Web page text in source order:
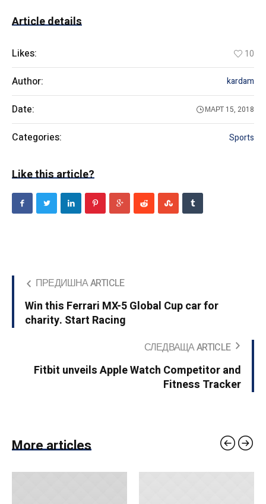
Article details
Likes: 10
Author: kardam
Date: МАРТ 15, 2018
Categories: Sports
Like this article?
ПРЕДИШНА ARTICLE
Win this Ferrari MX-5 Global Cup car for
charity. Start Racing
СЛЕДВАЩА ARTICLE
Fitbit unveils Apple Watch Competitor and
Fitness Tracker
More articles